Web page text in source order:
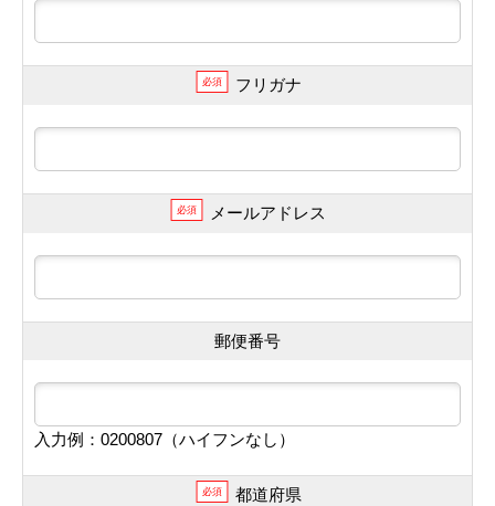
必須 フリガナ
必須 メールアドレス
郵便番号
入力例：0200807（ハイフンなし）
必須 都道府県